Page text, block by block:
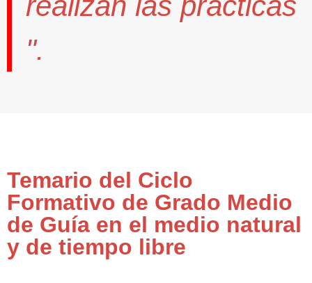
".
Temario del Ciclo
Formativo de Grado Medio
de Guía en el medio natural
y de tiempo libre